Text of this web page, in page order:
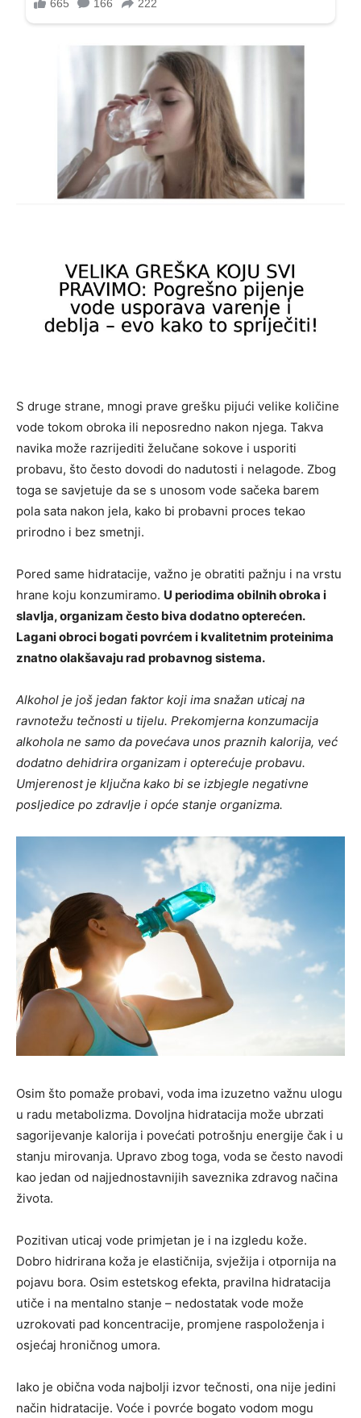
S druge strane, mnogi prave grešku pijući velike količine
vode tokom obroka ili neposredno nakon njega. Takva
navika može razrijediti želučane sokove i usporiti
probavu, što često dovodi do nadutosti i nelagode. Zbog
toga se savjetuje da se s unosom vode sačeka barem
pola sata nakon jela, kako bi probavni proces tekao
prirodno i bez smetnji.
Pored same hidratacije, važno je obratiti pažnju i na vrstu
hrane koju konzumiramo. U periodima obilnih obroka i
slavlja, organizam često biva dodatno opterećen.
Lagani obroci bogati povrćem i kvalitetnim proteinima
znatno olakšavaju rad probavnog sistema.
Alkohol je još jedan faktor koji ima snažan uticaj na
ravnotežu tečnosti u tijelu. Prekomjerna konzumacija
alkohola ne samo da povećava unos praznih kalorija, već
dodatno dehidrira organizam i opterećuje probavu.
Umjerenost je ključna kako bi se izbjegle negativne
posljedice po zdravlje i opće stanje organizma.
Osim što pomaže probavi, voda ima izuzetno važnu ulogu
u radu metabolizma. Dovoljna hidratacija može ubrzati
sagorijevanje kalorija i povećati potrošnju energije čak i u
stanju mirovanja. Upravo zbog toga, voda se često navodi
kao jedan od najjednostavnijih saveznika zdravog načina
života.
Pozitivan uticaj vode primjetan je i na izgledu kože.
Dobro hidrirana koža je elastičnija, svježija i otpornija na
pojavu bora. Osim estetskog efekta, pravilna hidratacija
utiče i na mentalno stanje – nedostatak vode može
uzrokovati pad koncentracije, promjene raspoloženja i
osjećaj hroničnog umora.
Iako je obična voda najbolji izvor tečnosti, ona nije jedini
način hidratacije. Voće i povrće bogato vodom mogu